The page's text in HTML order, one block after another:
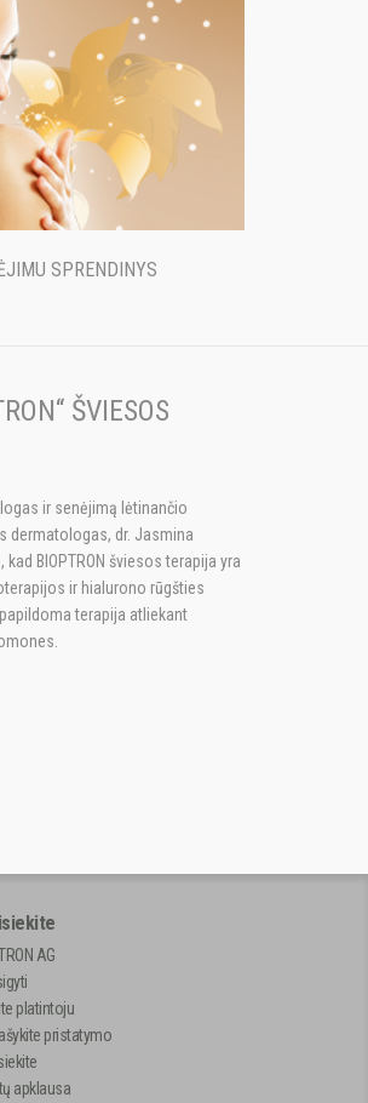
SPRENDINYS
ŠVIESOS
ir senėjimą lėtinančio
dermatologas, dr. Jasmina
BIOPTRON šviesos terapija yra
ir hialurono rūgšties
terapija atliekant
AG
platintoju
pristatymo
apklausa